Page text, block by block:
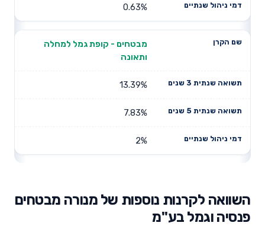
0.63%
מבטחים - קופת גמל למחלה
ותאונה
13.39%
7.83%
2%
השוואה לקרנות נוספות של מנורה מבטחים
פנסיה וגמל בע"מ